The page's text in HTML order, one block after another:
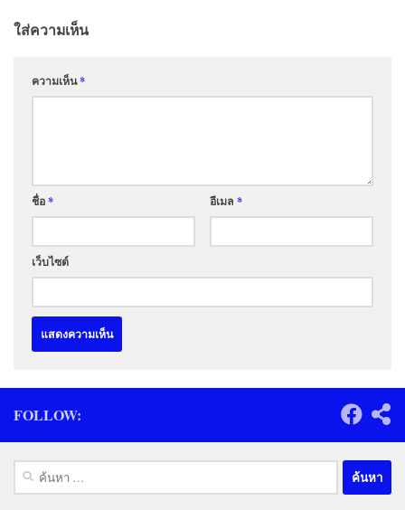
ใส่ความเห็น
ความเห็น*
ชื่อ* อีเมล *
เว็บไซต์
FOLLOW:
ค้นหา
สำหรับ: